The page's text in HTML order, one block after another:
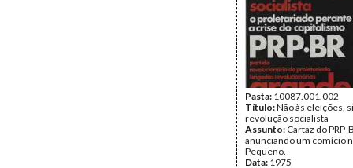
Pasta: 10087.001.002
Título:Não às eleições,
revolução socialista
Assunto: Cartaz do PRP-
anunciando um comício
Pequeno.
Data: 1975